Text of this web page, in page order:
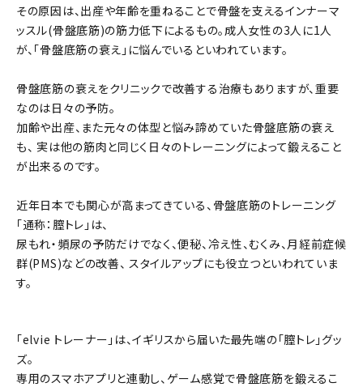
その原因は、出産や年齢を重ねることで骨盤を支えるインナーマ
ッスル(骨盤底筋)の筋力低下によるもの。成人女性の3人に1人
が、「骨盤底筋の衰え」に悩んでいるといわれています。
骨盤底筋の衰えをクリニックで改善する治療もありますが、重要
なのは日々の予防。
加齢や出産、また元々の体型と悩み諦めていた骨盤底筋の衰え
も、 実は他の筋肉と同じく日々のトレーニングによって鍛えること
が出来るのです。
近年日本でも関心が高まってきている、骨盤底筋のトレーニング
「通称：膣トレ」は、
尿もれ・頻尿の予防だけでなく、便秘、冷え性、むくみ、月経前症候
群(PMS)などの改善、 スタイルアップにも役立つといわれていま
す。
「elvie トレーナー」は、イギリスから届いた最先端の「膣トレ」グッ
ズ。
専用のスマホアプリと連動し、ゲーム感覚で骨盤底筋を鍛えるこ